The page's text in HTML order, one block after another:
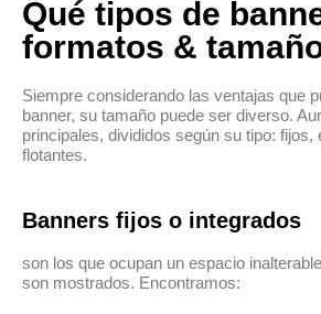
Qué tipos de
formatos &
Siempre considerando las ventajas que
banner, su tamaño puede ser diverso.
principales, divididos según su tipo: fijos,
flotantes.
Banners fijos o integrados
son los que ocupan un espacio
son mostrados. Encontramos: